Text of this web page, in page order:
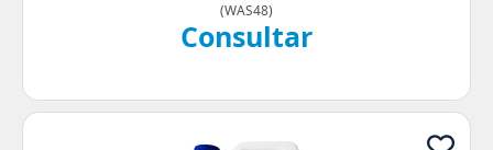
(WAS48)
Consultar